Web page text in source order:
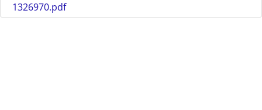
1326970.pdf